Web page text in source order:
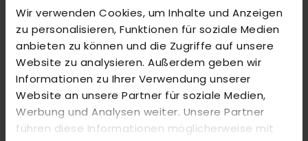
Wir verwenden Cookies, um Inhalte und Anzeigen
zu personalisieren, Funktionen für soziale Medien
anbieten zu können und die Zugriffe auf unsere
Website zu analysieren. Außerdem geben wir
Informationen zu Ihrer Verwendung unserer
Website an unsere Partner für soziale Medien,
Werbung und Analysen weiter. Unsere Partner
führen diese Informationen möglicherweise mit
adidas Logo und mit 3-Streifen an den Schultern.
EIGENSCHAFTEN: Interlock, hydrophilic finish, AEROREADY,
teilweise aus recycelten Materialien hergestellt.